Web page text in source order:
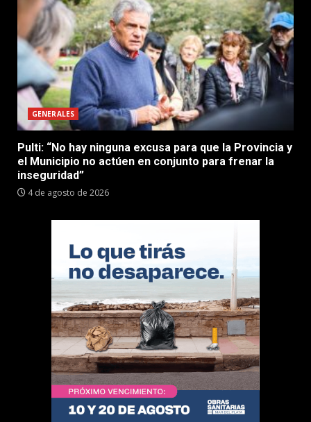
GENERALES
Pulti: “No hay ninguna excusa para que la Provincia y
el Municipio no actúen en conjunto para frenar la
inseguridad”
4 de agosto de 2026